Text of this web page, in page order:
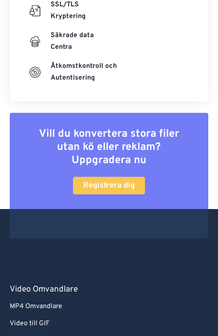
SSL/TLS
Kryptering
Säkrade data
Centra
Åtkomstkontroll och
Autentisering
Vill du konvertera stora filer
utan kö eller reklam?
Uppgradera nu
Registrera dig
Video Omvandlare
MP4 Omvandlare
Video till GIF